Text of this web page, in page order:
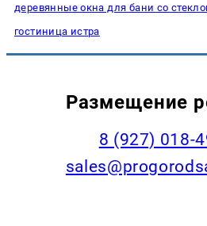
деревянные окна для бани со
гостиница истра
Размещение
8 (927) 018-